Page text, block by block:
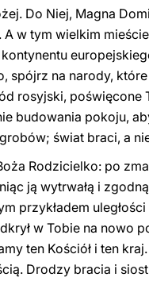
Do Niej, Magna
w tym wielkim
spójrz na narody,
rosyjski,
budowania pokoju,
świat braci, a
Rodzicielko: po
ją wytrwałą i
przykładem
w Tobie na
ten Kościół i ten
Drodzy bracia i